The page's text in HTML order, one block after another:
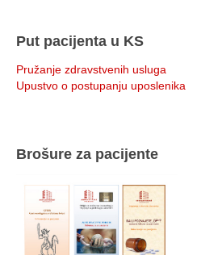
Put pacijenta u KS
Pružanje zdravstvenih usluga
Upustvo o postupanju uposlenika
Brošure za pacijente